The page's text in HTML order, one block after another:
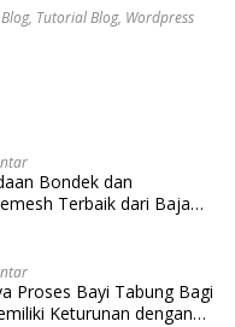
, Tutorial Blog, Wordpress
Bondek dan
Terbaik dari Baja
Proses Bayi Tabung Bagi
Keturunan dengan